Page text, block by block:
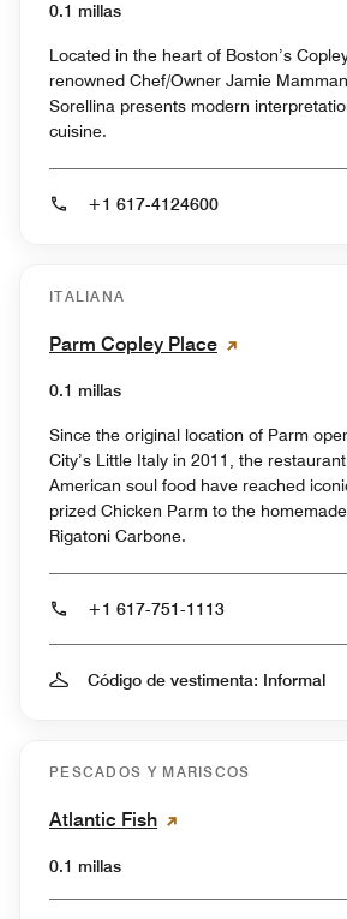
0.1 millas
Located in the heart of Boston’s
renowned Chef/Owner Jamie
Sorellina presents modern
cuisine.
+1 617-4124600
ITALIANA
Parm Copley Place
0.1 millas
Since the original location of Parm
City’s Little Italy in 2011, the
American soul food have reached
prized Chicken Parm to the
Rigatoni Carbone.
+1 617-751-1113
Código de vestimenta: Informal
PESCADOS Y MARISCOS
Atlantic Fish
0.1 millas